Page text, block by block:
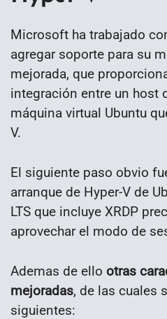
Microsoft ha trabajado
agregar soporte para su
mejorada, que
integración entre un host
máquina virtual Ubuntu
V.
El siguiente paso obvio
arranque de Hyper-V de
LTS que incluye XRDP
aprovechar el modo de
Ademas de ello otras
mejoradas, de las cuales
siguientes: